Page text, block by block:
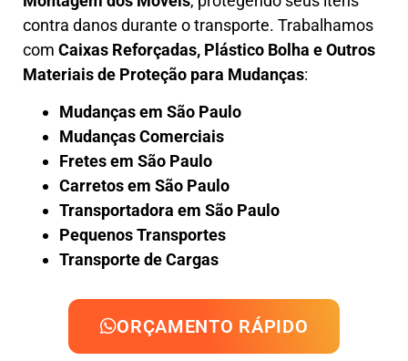
contra danos durante o transporte. Trabalhamos
com Caixas Reforçadas, Plástico Bolha e Outros
Materiais de Proteção para Mudanças:
Mudanças em São Paulo
Mudanças Comerciais
Fretes em São Paulo
Carretos em São Paulo
Transportadora em São Paulo
Pequenos Transportes
Transporte de Cargas
ORÇAMENTO RÁPIDO